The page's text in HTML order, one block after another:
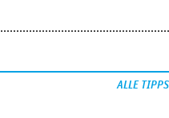
ALLE TIPPS